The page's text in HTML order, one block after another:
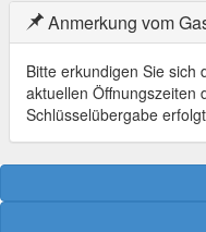
Anmerkung vom
Bitte erkundigen Sie sich
aktuellen Öffnungszeiten
Schlüsselübergabe